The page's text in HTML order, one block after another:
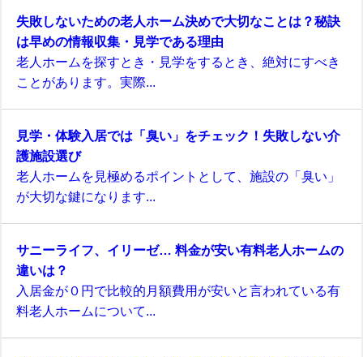
失敗しないための老人ホーム決めで大切なことは？秘訣
は早めの情報収集・見学である理由
老人ホームを探すとき・見学をするとき、絶対にすべき
ことがあります。実際...
見学・体験入居では「臭い」をチェック！失敗しない介
護施設選び
老人ホームを見極めるポイントとして、施設の「臭い」
が大切な鍵になります...
サニーライフ、イリーゼ… 料金が安い有料老人ホームの
違いは？
入居金が０円で比較的月額費用が安いと言われている有
料老人ホームについて...